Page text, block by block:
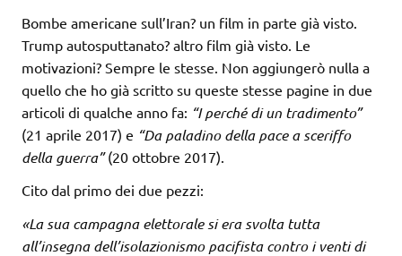
Bombe americane sull’Iran? un film in parte già visto.
Trump autosputtanato? altro film già visto. Le
motivazioni? Sempre le stesse. Non aggiungerò nulla a
quello che ho già scritto su queste stesse pagine in due
articoli di qualche anno fa: “I perché di un tradimento”
(21 aprile 2017) e “Da paladino della pace a sceriffo
della guerra”(20 ottobre 2017).
Cito dal primo dei due pezzi:
«La sua campagna elettorale si era svolta tutta
all’insegna dell’isolazionismo pacifista contro i venti di